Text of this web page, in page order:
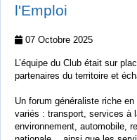
l'Emploi
07 Octobre 2025
L’équipe du Club était sur
partenaires du territoire et
Un forum généraliste riche
variés : transport, services à
environnement, automobile,